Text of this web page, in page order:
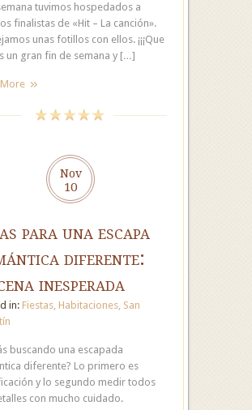
tuvimos hospedados a
finalistas de «Hit – La canción».
unas fotillos con ellos. ¡¡¡Que
un gran fin de semana y […]
Nov
10
para una escapa
diferente:
inesperada
in:Fiestas, Habitaciones, San
buscando una escapada
diferente? Lo primero es
y lo segundo medir todos
con mucho cuidado.